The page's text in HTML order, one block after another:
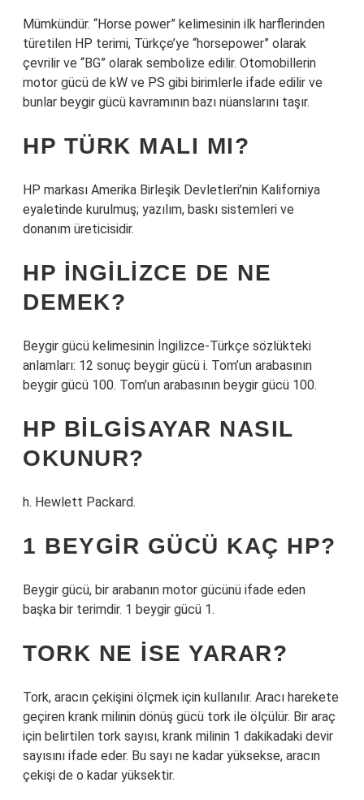
Mümkündür. “Horse power” kelimesinin ilk harflerinden
türetilen HP terimi, Türkçe’ye “horsepower” olarak
çevrilir ve “BG” olarak sembolize edilir. Otomobillerin
motor gücü de kW ve PS gibi birimlerle ifade edilir ve
bunlar beygir gücü kavramının bazı nüanslarını taşır.
HP TÜRK MALI MI?
HP markası Amerika Birleşik Devletleri’nin Kaliforniya
eyaletinde kurulmuş; yazılım, baskı sistemleri ve
donanım üreticisidir.
HP INGILIZCE DE NE
DEMEK?
Beygir gücü kelimesinin İngilizce-Türkçe sözlükteki
anlamları: 12 sonuç beygir gücü i. Tom’un arabasının
beygir gücü 100. Tom’un arabasının beygir gücü 100.
HP BILGISAYAR NASIL
OKUNUR?
h. Hewlett Packard.
1 BEYGIR GÜCÜ KAÇ HP?
Beygir gücü, bir arabanın motor gücünü ifade eden
başka bir terimdir. 1 beygir gücü 1.
TORK NE ISE YARAR?
Tork, aracın çekişini ölçmek için kullanılır. Aracı harekete
geçiren krank milinin dönüş gücü tork ile ölçülür. Bir araç
için belirtilen tork sayısı, krank milinin 1 dakikadaki devir
sayısını ifade eder. Bu sayı ne kadar yüksekse, aracın
çekişi de o kadar yüksektir.